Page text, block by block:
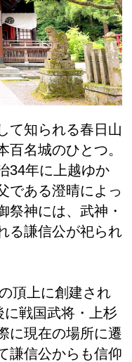
て知られる春日山
名城のひとつ。
34年に上越ゆか
である澄晴によっ
祭神には、武神・
る謙信公が祀られ
頂上に創建され
に戦国武将・上杉
に現在の場所に遷
謙信公からも信仰